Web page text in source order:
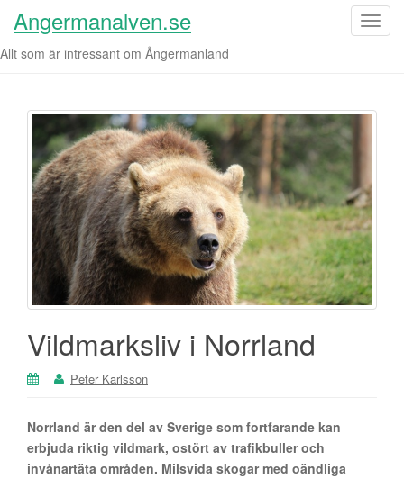
S
å
n
a
v
i
g
e
r
Angermanalven.se
Allt som är intressant om Ångermanland
Vildmarksliv i Norrland
Peter Karlsson
Norrland är den del av Sverige som fortfarande kan
erbjuda riktig vildmark, ostört av trafikbuller och
invånartäta områden. Milsvida skogar med oändliga